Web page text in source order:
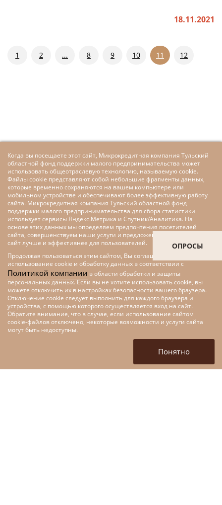
18.11.2021
1 2 ... 8 9 10 11 12
Меры поддержки малого и
среднего предпринимательства
национальной программы
«Цифровая экономика»
ОПРОСЫ
Когда вы посещаете этот сайт, Микрокредитная компания Тульский
областной фонд поддержки малого предпринимательства может
использовать общеотраслевую технологию, называемую cookie.
Файлы cookie представляют собой небольшие фрагменты данных,
которые временно сохраняются на вашем компьютере или
мобильном устройстве и обеспечивают более эффективную работу
сайта. Микрокредитная компания Тульский областной фонд
поддержки малого предпринимательства для сбора статистики
использует сервисы Яндекс.Метрика и Спутник/Аналитика. На
основе этих данных мы определяем предпочтения посетителей
сайта, совершенствуем наши услуги и предложения, делаем наш
сайт лучше и эффективнее для пользователей.
Продолжая пользоваться этим сайтом, Вы соглашаетесь на
использование cookie и обработку данных в соответствии с
Политикой компании в области обработки и защиты
персональных данных. Если вы не хотите использовать cookie, вы
можете отключить их в настройках безопасности вашего браузера.
Отключение cookie следует выполнить для каждого браузера и
устройства, с помощью которого осуществляется вход на сайт.
Обратите внимание, что в случае, если использование сайтом
cookie-файлов отключено, некоторые возможности и услуги сайта
могут быть недоступны.
Понятно